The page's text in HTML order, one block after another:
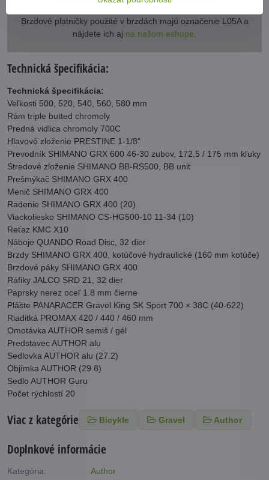
Brzdové platničky použité v brzdách majú označenie L05A a
nájdete ich aj na našom eshope
Technická špecifikácia:
Technická špecifikácia:
Veľkosti 500, 520, 540, 560, 580 mm
Rám triple butted chromoly
Predná vidlica chromoly 700C
Hlavové zloženie PRESTINE 1-1/8"
Prevodník SHIMANO GRX 600 46-30 zubov, 172,5 / 175 mm kľuky
Stredové zloženie SHIMANO BB-RS500, BB unit
Prešmýkač SHIMANO GRX 400
Menič SHIMANO GRX 400
Radenie SHIMANO GRX 400 (20)
Viackoliesko SHIMANO CS-HG500-10 11-34 (10)
Reťaz KMC X10
Náboje QUANDO Road Disc, 32 dier
Brzdy SHIMANO GRX 400, kotúčové hydraulické (160 mm kotúče)
Brzdové páky SHIMANO GRX 400
Ráfiky JALCO SRD 21, 32 dier
Paprsky nerez oceľ 1.8 mm čierne
Plášte PANARACER Gravel King SK Sport 700 × 38C (40-622)
Riaditká PROMAX 420 / 440 / 460 mm
Omotávka AUTHOR semiš / gél
Predstavec AUTHOR alu
Sedlovka AUTHOR alu (27.2)
Objímka AUTHOR (29.8)
Sedlo AUTHOR Guru
Počet rýchlostí 20
Viac z kategórie Bicykle Gravel Author
Doplnkové informácie
Kategória: Author